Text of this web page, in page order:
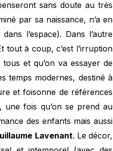
sans doute au très
par sa naissance, n’a en
l’espace). Dans l’autre
tout à coup, c’est l’irruption
et qu’on va essayer de
temps modernes, destiné à
et foisonne de références
une fois qu’on se prend au
des enfants mais aussi
Lavenant. Le décor,